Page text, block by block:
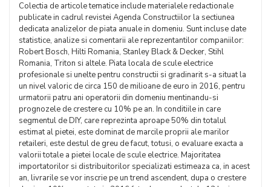
Colectia de articole tematice include materialele redactionale
publicate in cadrul revistei Agenda Constructiilor la sectiunea
dedicata analizelor de piata anuale in domeniu. Sunt incluse date
statistice, analize si comentarii ale reprezentantilor companiilor:
Robert Bosch, Hilti Romania, Stanley Black & Decker, Stihl
Romania, Triton si altele. Piata locala de scule electrice
profesionale si unelte pentru constructii si gradinarit s-a situat la
un nivel valoric de circa 150 de milioane de euro in 2016, pentru
urmatorii patru ani operatorii din domeniu mentinandu-si
prognozele de crestere cu 10% pe an. In conditiile in care
segmentul de DIY, care reprezinta aproape 50% din totalul
estimat al pietei, este dominat de marcile proprii ale marilor
retaileri, este destul de greu de facut, totusi, o evaluare exacta a
valorii totale a pietei locale de scule electrice. Majoritatea
importatorilor si distribuitorilor specializati estimeaza ca, in acest
an, livrarile se vor inscrie pe un trend ascendent, dupa o crestere